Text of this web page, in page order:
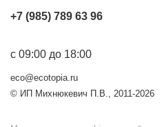
+7 (985) 789 63 96
с 09:00 до 18:00
eco@ecotopia.ru
© ИП Михнюкевич П.В., 2011-2026